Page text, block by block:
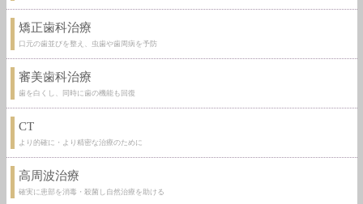
矯正歯科治療
口元の歯並びを整え、虫歯や歯周病を予防
審美歯科治療
歯を白くし、同時に歯の機能も回復
CT
より的確に・より精密な治療のために
高周波治療
確実に患部を消毒・殺菌し自然治療を助ける